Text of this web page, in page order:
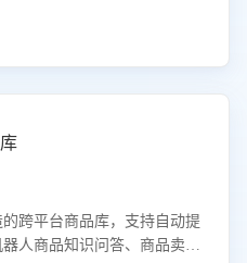
跨平台商品库，支持自动提
人商品知识问答、商品卖点